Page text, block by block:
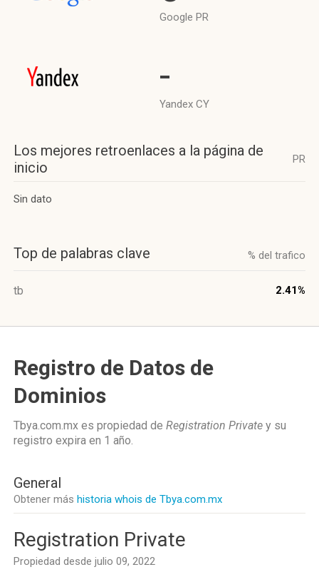
Google PR
-
Yandex CY
Los mejores retroenlaces a la página de
inicio
PR
Sin dato
Top de palabras clave % del trafico
tb 2.41%
Registro de Datos de
Dominios
Tbya.com.mx es propiedad de Registration Private y su
registro expira en 1 año.
General
Obtener más historia whois de Tbya.com.mx
Registration Private
Propiedad desde julio 09, 2022